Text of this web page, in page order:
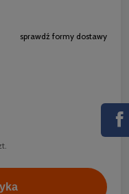
płatności
sprawdź formy dostawy